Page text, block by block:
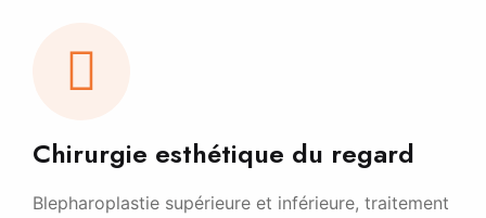
Chirurgie esthétique du regard
Blepharoplastie supérieure et inférieure, traitement